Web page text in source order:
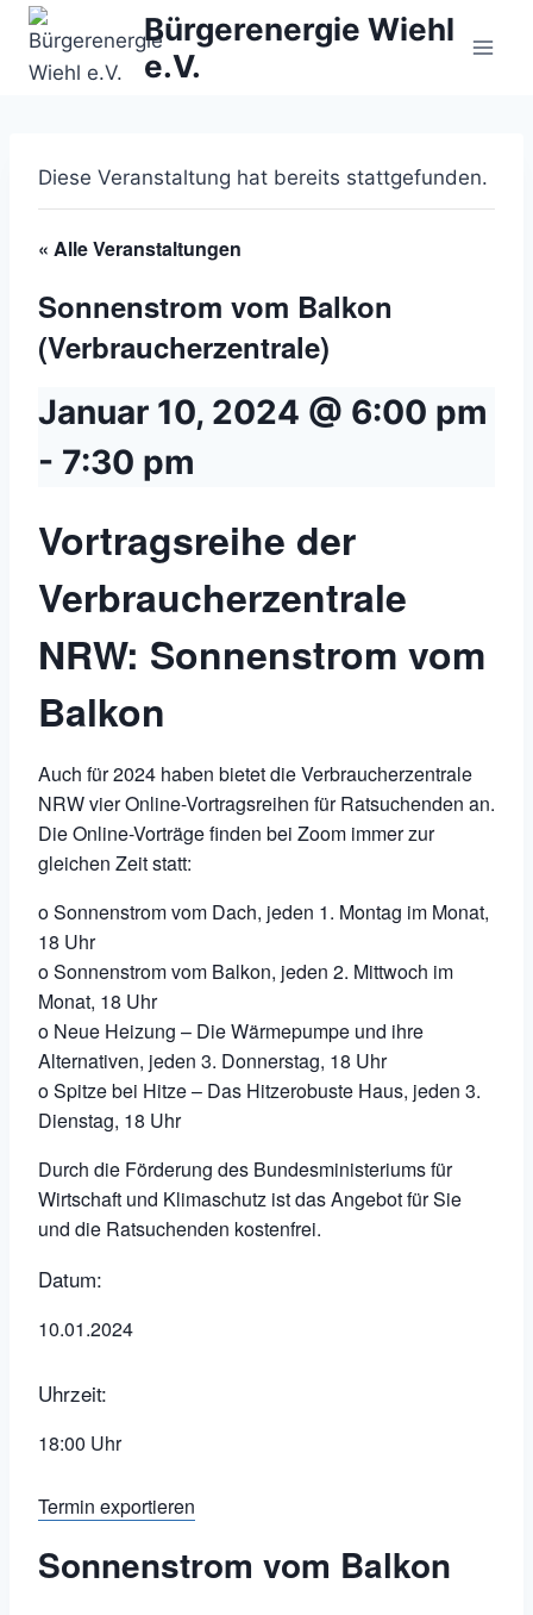
Zum
Inhalt
springen
Bürgerenergie Wiehl
e.V.
Diese Veranstaltung hat bereits stattgefunden.
« Alle Veranstaltungen
Sonnenstrom vom Balkon
(Verbraucherzentrale)
Januar 10, 2024 @ 6:00 pm
- 7:30 pm
Vortragsreihe der
Verbraucherzentrale
NRW: Sonnenstrom vom
Balkon
Auch für 2024 haben bietet die Verbraucherzentrale
NRW vier Online-Vortragsreihen für Ratsuchenden an.
Die Online-Vorträge finden bei Zoom immer zur
gleichen Zeit statt:
o Sonnenstrom vom Dach, jeden 1. Montag im Monat,
18 Uhr
o Sonnenstrom vom Balkon, jeden 2. Mittwoch im
Monat, 18 Uhr
o Neue Heizung – Die Wärmepumpe und ihre
Alternativen, jeden 3. Donnerstag, 18 Uhr
o Spitze bei Hitze – Das Hitzerobuste Haus, jeden 3.
Dienstag, 18 Uhr
Durch die Förderung des Bundesministeriums für
Wirtschaft und Klimaschutz ist das Angebot für Sie
und die Ratsuchenden kostenfrei.
Datum:
10.01.2024
Uhrzeit:
18:00 Uhr
Termin exportieren
Sonnenstrom vom Balkon